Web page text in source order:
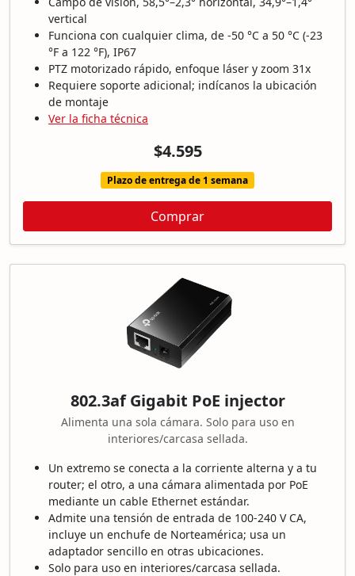
vertical
Funciona con cualquier clima, de -50 °C a 50 °C (-23
°F a 122 °F), IP67
PTZ motorizado rápido, enfoque láser y zoom 31x
Requiere soporte adicional; indícanos la ubicación
de montaje
Ver la ficha técnica
$4.595
Plazo de entrega de 1 semana
Comprar
802.3af Gigabit PoE injector
Alimenta una sola cámara. Solo para uso en
interiores/carcasa sellada.
Un extremo se conecta a la corriente alterna y a tu
router; el otro, a una cámara alimentada por PoE
mediante un cable Ethernet estándar.
Admite una tensión de entrada de 100-240 V CA,
incluye un enchufe de Norteamérica; usa un
adaptador sencillo en otras ubicaciones.
Solo para uso en interiores/carcasa sellada.